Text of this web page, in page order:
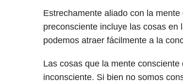
Estrechamente aliado con la
preconsciente incluye las cosas
podemos atraer fácilmente a la
Las cosas que la mente
inconsciente. Si bien no somos